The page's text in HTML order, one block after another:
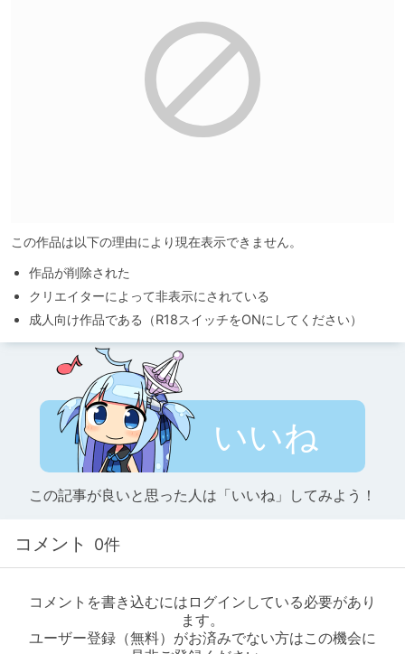
この作品は以下の理由により現在表示できません。
作品が削除された
クリエイターによって非表示にされている
成人向け作品である（R18スイッチをONにしてください）
いいね
この記事が良いと思った人は「いいね」してみよう！
コメント 0件
コメントを書き込むにはログインしている必要があり
ます。
ユーザー登録（無料）がお済みでない方はこの機会に